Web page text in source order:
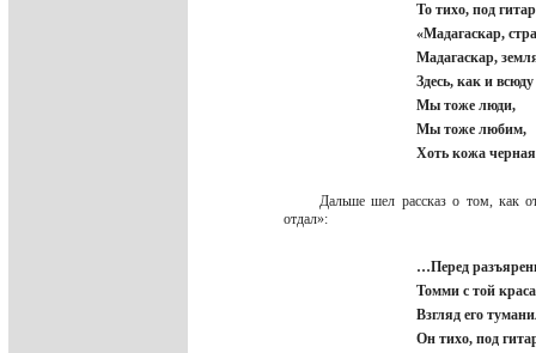
То тихо, под
«Мадагаскар,
Мадагаскар,
Здесь, как и
Мы тоже люди,
Мы тоже любим,
Хоть кожа черная
Дальше шел рассказ о том, как
отдал»:
…Перед
Томми с той
Взгляд его
Он тихо, под